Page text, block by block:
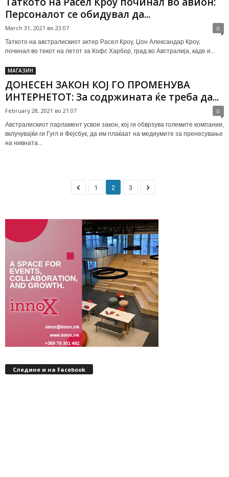
Персоналот се обидувал да...
March 31, 2021 во 23:07 0
Таткото на австралискиот актер Расел Кроу, Џон Александар Кроу,
починал во текот на летот за Кофс Харбор, град во Австралија, каде и...
МАГАЗИН
ДОНЕСЕН ЗАКОН КОЈ ГО ПРОМЕНУВА
ИНТЕРНЕТОТ: За содржината ќе треба да...
February 28, 2021 во 21:07 0
Австралискиот парламент усвои закон, кој ги обврзува големите компании,
вклучувајќи ги Гугл и Фејсбук, да им плаќаат на медиумите за пренесување
на нивната...
1 2 3
Следине и на Facebook